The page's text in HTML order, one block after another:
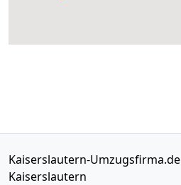
Kaiserslautern-Umzugsfirma.de
Kaiserslautern